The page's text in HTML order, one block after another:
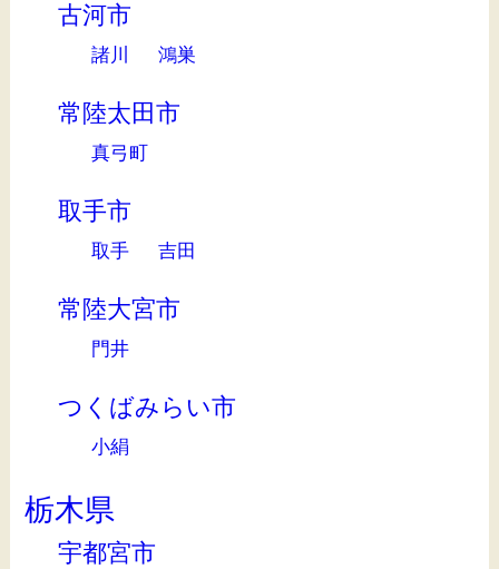
古河市
諸川 鴻巣
常陸太田市
真弓町
取手市
取手 吉田
常陸大宮市
門井
つくばみらい市
小絹
栃木県
宇都宮市